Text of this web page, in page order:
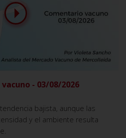
- 03/08/2026
bajista, aunque las
y el ambiente resulta